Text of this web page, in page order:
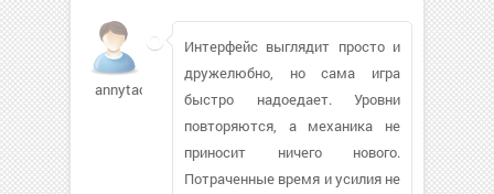
annytachka
Интерфейс выглядит просто и
дружелюбно, но сама игра
быстро надоедает. Уровни
повторяются, а механика не
приносит ничего нового.
Потраченные время и усилия не